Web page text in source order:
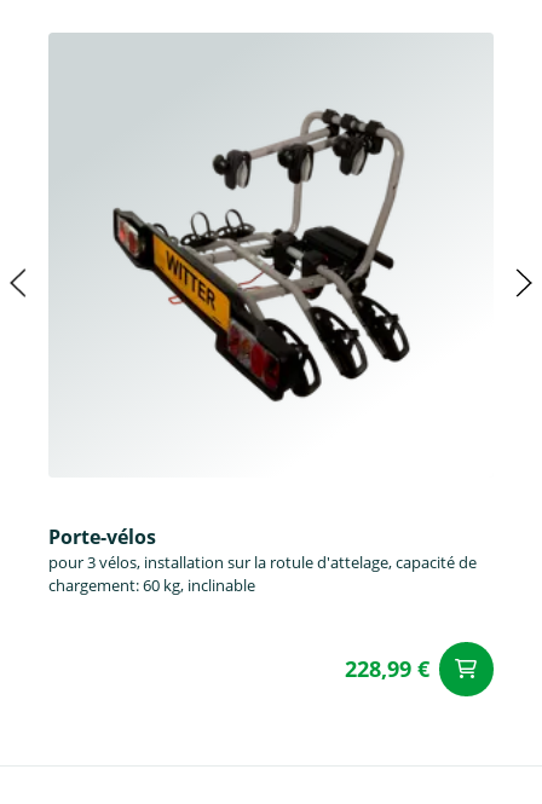
Porte-vélos
pour 3 vélos, installation sur la rotule d'attelage, capacité de
chargement: 60 kg, inclinable
228,99 €